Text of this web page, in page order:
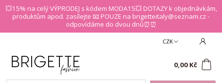
💥15% na celý VÝPRODEJ s kódem MODA15💥 DOTAZY k objednávkám,
produktům apod. zasílejte 📧 POUZE na brigetteitaly@seznam.cz -
odpovídáme do dvou dnů⏰⏰
CZK
0,00 Kč